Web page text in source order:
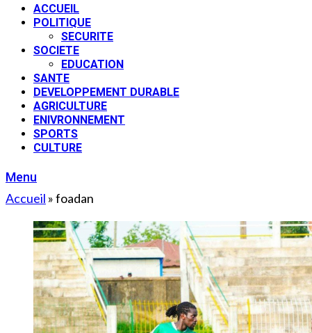
ACCUEIL
POLITIQUE
SECURITE
SOCIETE
EDUCATION
SANTE
DEVELOPPEMENT DURABLE
AGRICULTURE
ENIVRONNEMENT
SPORTS
CULTURE
Menu
Accueil »foadan